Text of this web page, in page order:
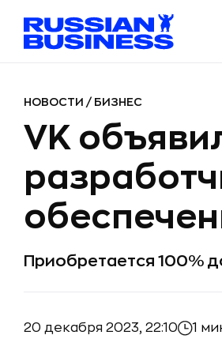
НОВОСТИ / БИЗНЕС
VK
Приобретается 100%
20 декабря 2023, 22:10 1